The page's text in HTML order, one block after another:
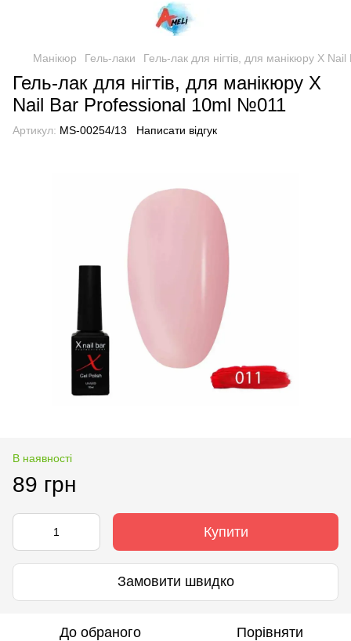
Манікюр Гель-лаки Гель-лак для нігтів, для манікюру X
Гель-лак для нігтів, для манікюру X
Nail Bar Professional 10ml №011
Артикул: MS-00254/13 Написати відгук
В наявності
89 грн
Купити
Замовити швидко
До обраного Порівняти